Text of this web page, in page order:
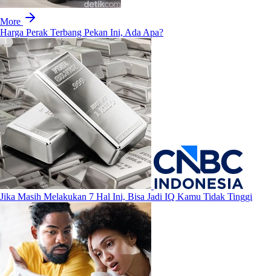
More
Harga Perak Terbang Pekan Ini, Ada Apa?
Jika Masih Melakukan 7 Hal Ini, Bisa Jadi IQ Kamu Tidak Tinggi